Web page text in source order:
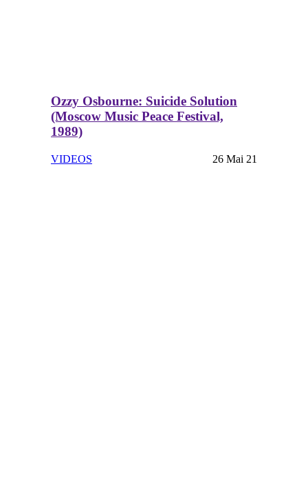
Ozzy Osbourne: Suicide Solution
(Moscow Music Peace Festival,
1989)
VIDEOS 26 Mai 21